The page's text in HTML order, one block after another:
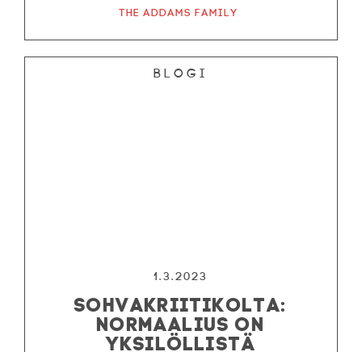
The Addams Family
Blogi
1.3.2023
SOHVAKRIITIKOLTA:
NORMAALIUS ON
YKSILÖLLISTÄ